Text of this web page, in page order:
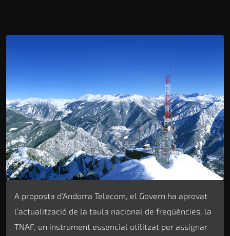
A proposta d’Andorra Telecom, el Govern ha aprovat
l’actualització de la taula nacional de freqüències, la
TNAF, un instrument essencial utilitzat per assignar